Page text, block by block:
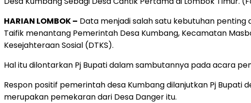
HARIAN LOMBOK – Data menjadi salah satu kebutuhan penting
Taifik menantang Pemerintah Desa Kumbang, Kecamatan
Kesejahteraan Sosial (DTKS).
Hal itu dilontarkan Pj Bupati dalam sambutannya pada acara
Respon positif pemerintah desa Kumbang dilanjutkan Pj
merupakan pemekaran dari Desa Danger itu.